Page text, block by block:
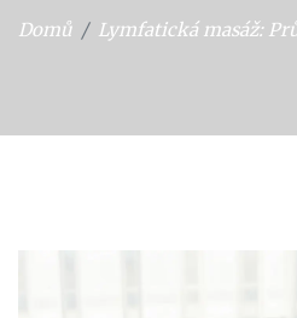
Domů Lymfatická masáž: